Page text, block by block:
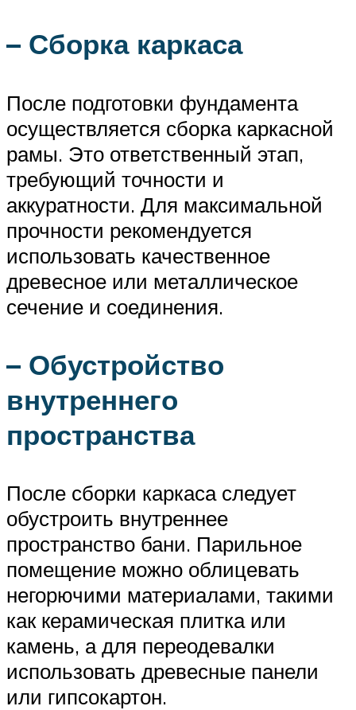
– Сборка каркаса
После подготовки фундамента
осуществляется сборка каркасной
рамы. Это ответственный этап,
требующий точности и
аккуратности. Для максимальной
прочности рекомендуется
использовать качественное
древесное или металлическое
сечение и соединения.
– Обустройство
внутреннего
пространства
После сборки каркаса следует
обустроить внутреннее
пространство бани. Парильное
помещение можно облицевать
негорючими материалами, такими
как керамическая плитка или
камень, а для переодевалки
использовать древесные панели
или гипсокартон.